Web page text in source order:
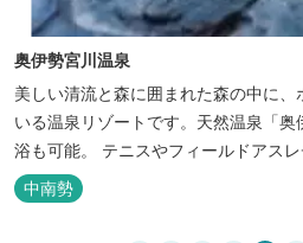
奥伊勢宮川温泉
美しい清流と森に囲まれた森の中に
いる温泉リゾートです。天然温泉「
浴も可能。 テニスやフィールドアス
グ・山登りの後は、岩風呂風の露天風
メニューの野草風呂と打たせ湯で思い
中南勢